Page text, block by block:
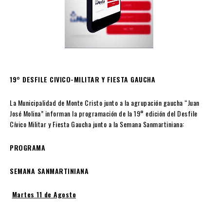
19° DESFILE CIVICO-MILITAR Y FIESTA GAUCHA
La Municipalidad de Monte Cristo junto a la agrupación gaucha “Juan
José Molina” informan la programación de la 19° edición del Desfile
Cívico Militar y Fiesta Gaucha junto a la Semana Sanmartiniana:
PROGRAMA
SEMANA SANMARTINIANA
Martes 11 de Agosto